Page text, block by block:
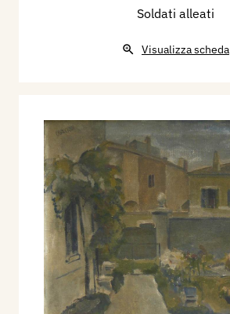
Soldati alleati
Visualizza scheda